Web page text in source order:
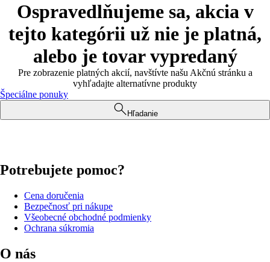
Ospravedlňujeme sa, akcia v
tejto kategórii už nie je platná,
alebo je tovar vypredaný
Pre zobrazenie platných akcií, navštívte našu Akčnú stránku a
vyhľadajte alternatívne produkty
Špeciálne ponuky
Hľadanie
Potrebujete pomoc?
Cena doručenia
Bezpečnosť pri nákupe
Všeobecné obchodné podmienky
Ochrana súkromia
O nás